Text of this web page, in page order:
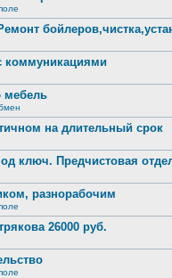
коммуникациями
мебель
на длительный срок
ключ. Предчистовая
разнорабочим
26000 руб.